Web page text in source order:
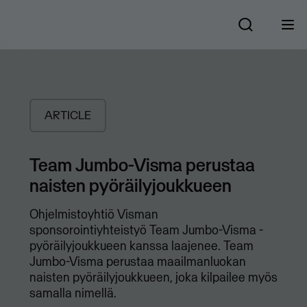
ARTICLE
Team Jumbo-Visma perustaa
naisten pyöräilyjoukkueen
​Ohjelmistoyhtiö Visman
sponsorointiyhteistyö Team Jumbo-Visma -
pyöräilyjoukkueen kanssa laajenee. Team
Jumbo-Visma perustaa maailmanluokan
naisten pyöräilyjoukkueen, joka kilpailee myös
samalla nimellä.